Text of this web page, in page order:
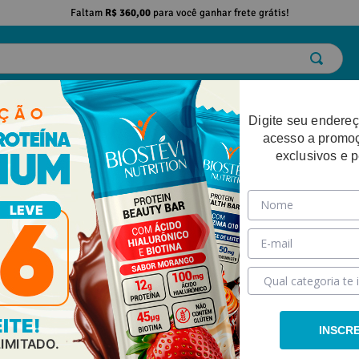
Faltam R$ 360,00para você ganhar frete grátis!
EMAGRECIMENTO DESEMPENHO FÍSICO
Digite seu
acesso a
exclusivos e